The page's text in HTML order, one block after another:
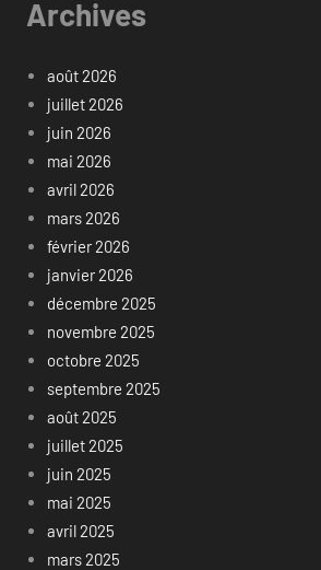
Archives
août 2026
juillet 2026
juin 2026
mai 2026
avril 2026
mars 2026
février 2026
janvier 2026
décembre 2025
novembre 2025
octobre 2025
septembre 2025
août 2025
juillet 2025
juin 2025
mai 2025
avril 2025
mars 2025